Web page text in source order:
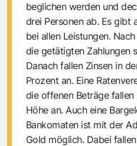
beglichen werden und
drei Personen ab. Es gibt
bei allen Leistungen.
die getätigten Zahlungen
Danach fallen Zinsen in
Prozent an. Eine
die offenen Beträge
Höhe an. Auch eine
Bankomaten ist mit der
Gold möglich. Dabei